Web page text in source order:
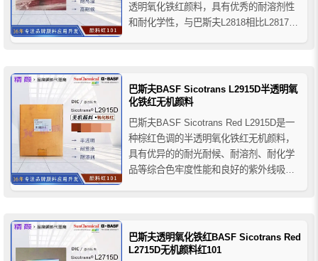
透明氧化铁红颜料，具有优秀的耐溶剂性
和耐化学性，与巴斯夫L2818相比L2817的
丙烯酸/异氰酸酯体系、酸固化体系、...
巴斯夫BASF Sicotrans L2915D半透明氧
化铁红无机颜料
巴斯夫BASF Sicotrans Red L2915D是一
种棕红色调的半透明氧化铁红无机颜料，
具有优异的的耐光耐候、耐溶剂、耐化学
品等综合色牢度性能和良好的紫外线吸收
巴斯夫透明氧化铁红BASF Sicotrans Red
L2715D无机颜料红101